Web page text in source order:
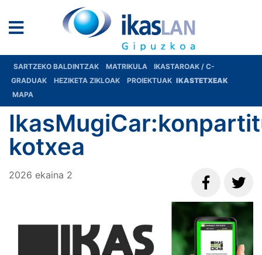
SARTZEKO BALDINTZAK MATRIKULA
IKASTAROAK / C-
GRADUAK
HEZIKETA ZIKLOAK PROIEKTUAK IKASTETXEAK
MAPA
kotxea
2026 ekaina 2